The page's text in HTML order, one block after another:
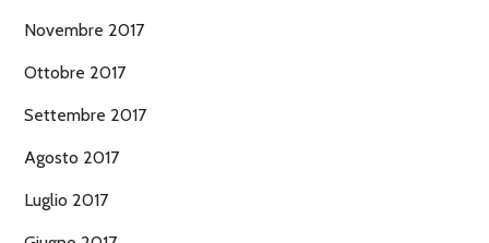
Novembre 2017
Ottobre 2017
Settembre 2017
Agosto 2017
Luglio 2017